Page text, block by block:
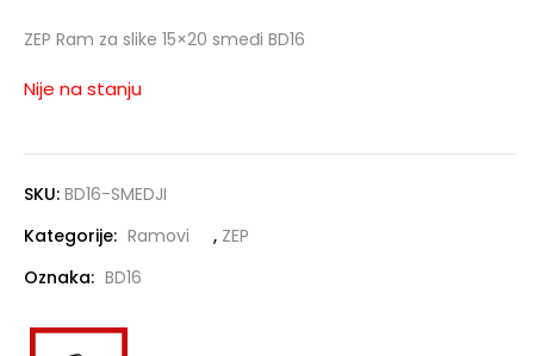
ZEP Ram za slike 15×20 smeđi BD16
Nije na stanju
SKU: BD16-SMEDJI
Kategorije: Ramovi , ZEP
Oznaka: BD16